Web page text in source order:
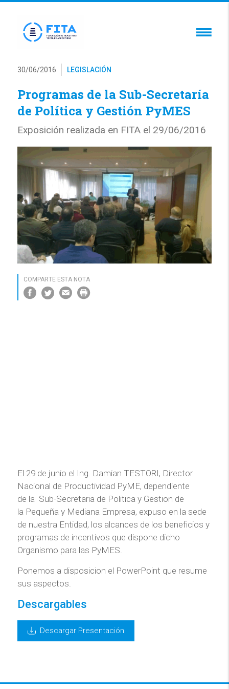
30/06/2016 LEGISLACIÓN
Programas de la Sub-Secretaría
de Política y Gestión PyMES
Exposición realizada en FITA el 29/06/2016
COMPARTE ESTA NOTA
El 29 de junio el Ing. Damian TESTORI, Director
Nacional de Productividad PyME, dependiente
de la Sub-Secretaria de Politica y Gestion de
la Pequeña y Mediana Empresa, expuso en la sede
de nuestra Entidad, los alcances de los beneficios y
programas de incentivos que dispone dicho
Organismo para las PyMES.
Ponemos a disposicion el PowerPoint que resume
sus aspectos.
Descargables
Descargar Presentación